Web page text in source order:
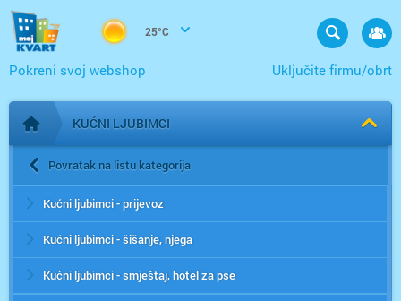
25°C
Uključite firmu/obrt
Pokreni svoj webshop
Početna stranica
KUĆNI LJUBIMCI
Povratak na listu kategorija
Kućni ljubimci - prijevoz
Kućni ljubimci - šišanje, njega
Kućni ljubimci - smještaj, hotel za pse